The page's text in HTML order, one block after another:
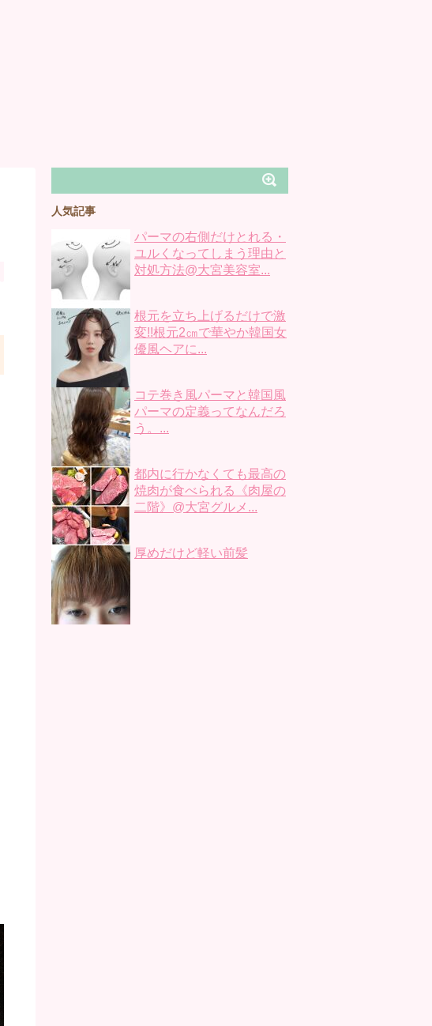
人気記事
パーマの右側だけとれる・
ユルくなってしまう理由と
対処方法@大宮美容室...
根元を立ち上げるだけで激
変!!根元2㎝で華やか韓国女
優風ヘアに...
コテ巻き風パーマと韓国風
パーマの定義ってなんだろ
う。...
都内に行かなくても最高の
焼肉が食べられる《肉屋の
二階》@大宮グルメ...
厚めだけど軽い前髪